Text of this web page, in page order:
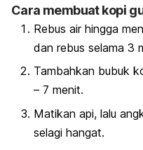
Cara membuat kopi
Rebus air hingga
dan rebus selama 3
Tambahkan bubuk
– 7 menit.
Matikan api, lalu
selagi hangat.